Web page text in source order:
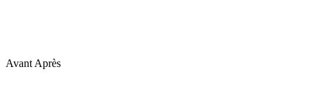
Avant Après